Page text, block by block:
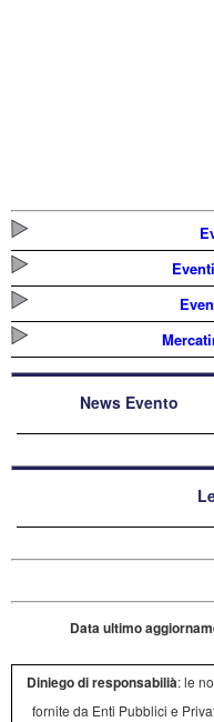
News Evento
Data ultimo
Diniego di responsabilià: le
fornite da Enti Pubblici e